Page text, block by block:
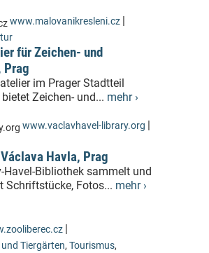
www.malovanikresleni.cz |
für Zeichen- und
Prag
im Prager Stadtteil
Zeichen- und... mehr ›
www.vaclavhavel-library.org |
Havla, Prag
Havel-Bibliothek sammelt und
Schriftstücke, Fotos... mehr ›
|
Tiergärten, Tourismus,